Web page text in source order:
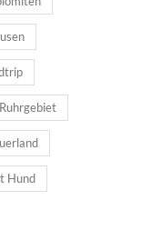
Ruhrgebiet
Hund